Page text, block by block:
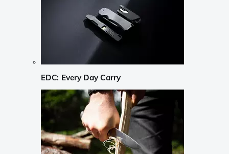
EDC: Every Day Carry